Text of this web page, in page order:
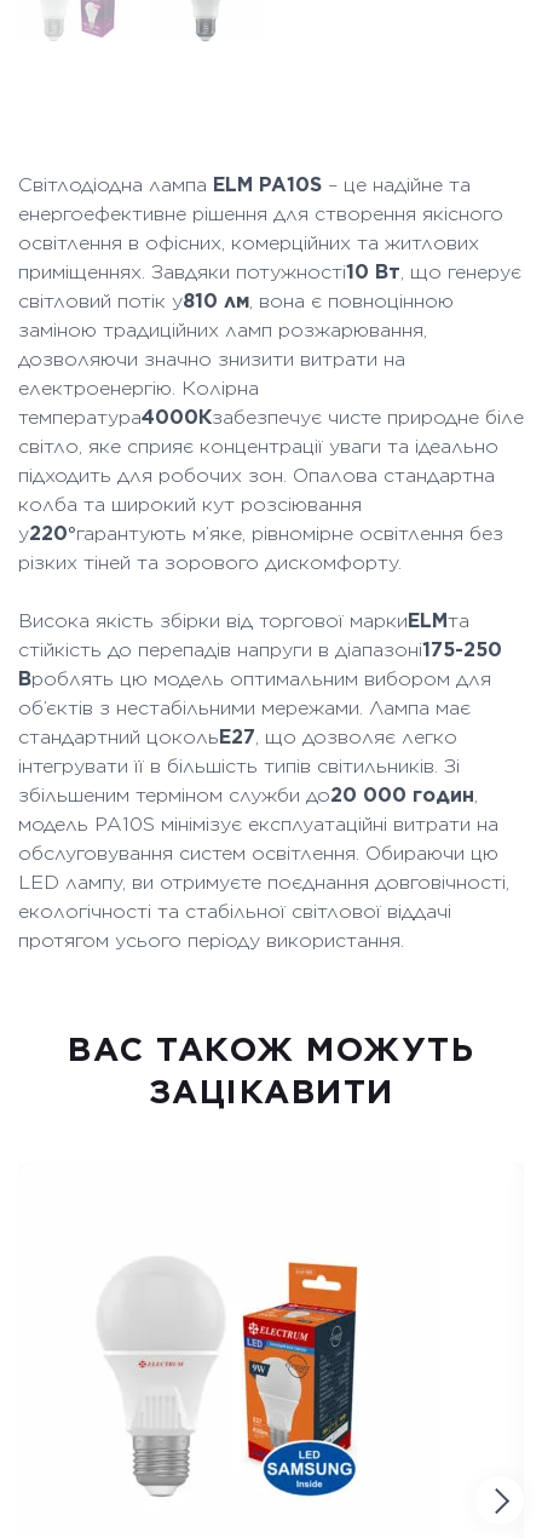
Світлодіодна лампа ELM PA10S – це надійне та
енергоефективне рішення для створення якісного
освітлення в офісних, комерційних та житлових
приміщеннях. Завдяки потужності10 Вт, що генерує
світловий потік у810 лм, вона є повноцінною
заміною традиційних ламп розжарювання,
дозволяючи значно знизити витрати на
електроенергію. Колірна
температура4000Кзабезпечує чисте природне біле
світло, яке сприяє концентрації уваги та ідеально
підходить для робочих зон. Опалова стандартна
колба та широкий кут розсіювання
у220°гарантують м’яке, рівномірне освітлення без
різких тіней та зорового дискомфорту.
Висока якість збірки від торгової марки ELMта
стійкість до перепадів напруги в діапазоні175-250
Вроблять цю модель оптимальним вибором для
об’єктів з нестабільними мережами. Лампа має
стандартний цоколь E27, що дозволяє легко
інтегрувати її в більшість типів світильників. Зі
збільшеним терміном служби до20 000 годин,
модель PA10S мінімізує експлуатаційні витрати на
обслуговування систем освітлення. Обираючи цю
LED лампу, ви отримуєте поєднання довговічності,
екологічності та стабільної світлової віддачі
протягом усього періоду використання.
ВАC ТАКОЖ МОЖУТЬ
ЗАЦІКАВИТИ